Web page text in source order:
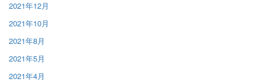
2021年12月
2021年10月
2021年8月
2021年5月
2021年4月